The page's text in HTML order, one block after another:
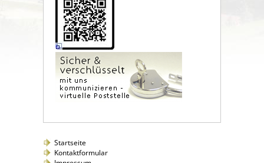
Startseite
Kontaktformular